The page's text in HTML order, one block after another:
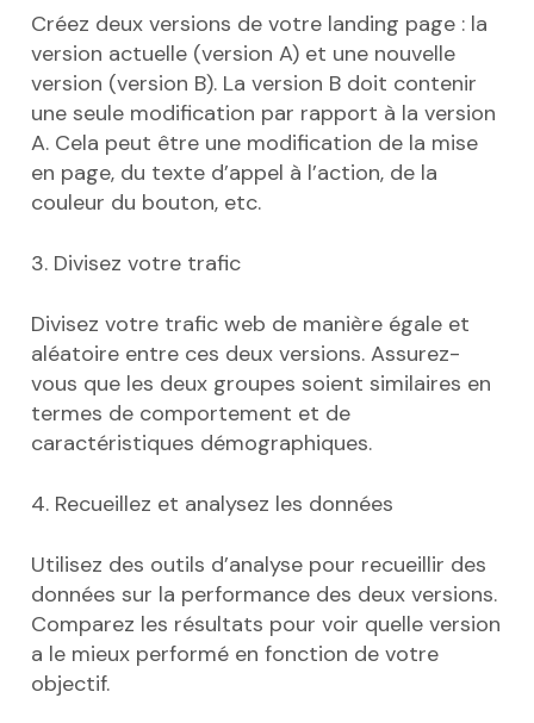
Créez deux versions de votre landing page : la
version actuelle (version A) et une nouvelle
version (version B). La version B doit contenir
une seule modification par rapport à la version
A. Cela peut être une modification de la mise
en page, du texte d’appel à l’action, de la
couleur du bouton, etc.
3. Divisez votre trafic
Divisez votre trafic web de manière égale et
aléatoire entre ces deux versions. Assurez-
vous que les deux groupes soient similaires en
termes de comportement et de
caractéristiques démographiques.
4. Recueillez et analysez les données
Utilisez des outils d’analyse pour recueillir des
données sur la performance des deux versions.
Comparez les résultats pour voir quelle version
a le mieux performé en fonction de votre
objectif.